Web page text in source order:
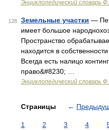
Энциклопедический словарь
128 Земельные участки —
имеет большое
Пространство
находится в
Всегда есть налицо
право&#8230; …
Энциклопедический словарь
Страницы ←
1 2 3 4